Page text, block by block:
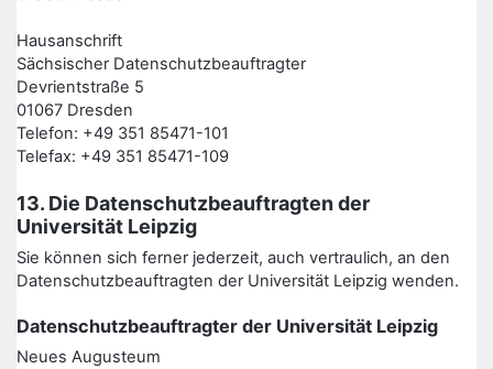
Hausanschrift
Sächsischer Datenschutzbeauftragter
Devrientstraße 5
01067 Dresden
Telefon: +49 351 85471-101
Telefax: +49 351 85471-109
13. Die Datenschutzbeauftragten der
Universität Leipzig
Sie können sich ferner jederzeit, auch vertraulich, an den
Datenschutzbeauftragten der Universität Leipzig wenden.
Datenschutzbeauftragter der Universität Leipzig
Neues Augusteum